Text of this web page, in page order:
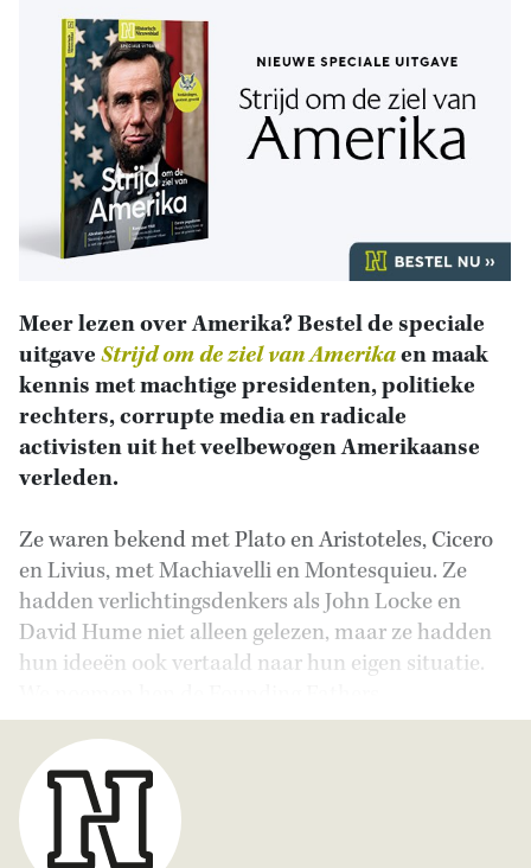
Meer lezen over Amerika? Bestel de speciale
uitgaveStrijd om de ziel van Amerikaen maak
kennis met machtige presidenten, politieke
rechters, corrupte media en radicale
activisten uit het veelbewogen Amerikaanse
verleden.
Ze waren bekend met Plato en Aristoteles, Cicero
en Livius, met Machiavelli en Montesquieu. Ze
hadden verlichtingsdenkers als John Locke en
David Hume niet alleen gelezen, maar ze hadden
hun ideeën ook vertaald naar hun eigen situatie.